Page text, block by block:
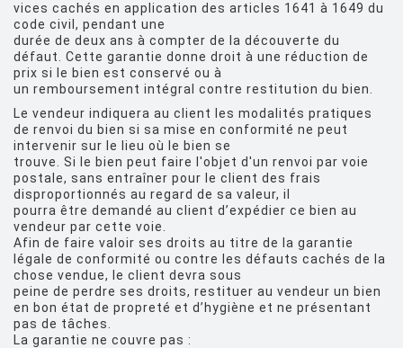
vices cachés en application des articles 1641 à 1649 du
code civil, pendant une
durée de deux ans à compter de la découverte du
défaut. Cette garantie donne droit à une réduction de
prix si le bien est conservé ou à
un remboursement intégral contre restitution du bien.
Le vendeur indiquera au client les modalités pratiques
de renvoi du bien si sa mise en conformité ne peut
intervenir sur le lieu où le bien se
trouve. Si le bien peut faire l'objet d'un renvoi par voie
postale, sans entraîner pour le client des frais
disproportionnés au regard de sa valeur, il
pourra être demandé au client d’expédier ce bien au
vendeur par cette voie.
Afin de faire valoir ses droits au titre de la garantie
légale de conformité ou contre les défauts cachés de la
chose vendue, le client devra sous
peine de perdre ses droits, restituer au vendeur un bien
en bon état de propreté et d’hygiène et ne présentant
pas de tâches.
La garantie ne couvre pas :